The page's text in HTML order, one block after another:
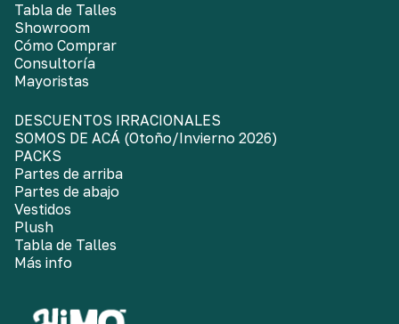
Tabla de Talles
Showroom
Cómo Comprar
Consultoría
Mayoristas
DESCUENTOS IRRACIONALES
SOMOS DE ACÁ (Otoño/Invierno 2026)
PACKS
Partes de arriba
Partes de abajo
Vestidos
Plush
Tabla de Talles
Más info